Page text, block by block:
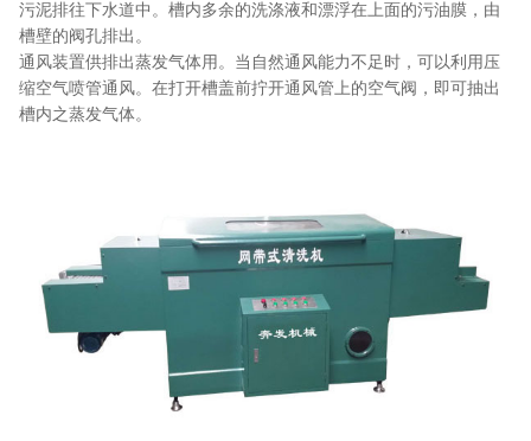
污泥排往下水道中。槽内多余的洗涤液和漂浮在上面的污油膜，由
槽壁的阀孔排出。
通风装置供排出蒸发气体用。当自然通风能力不足时，可以利用压
缩空气喷管通风。在打开槽盖前拧开通风管上的空气阀，即可抽出
槽内之蒸发气体。